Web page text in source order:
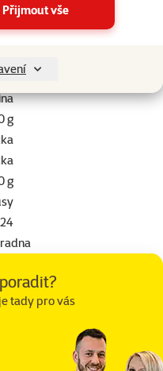
Přijmout vše
38 mg / kg. *
g
g
tady pro vás